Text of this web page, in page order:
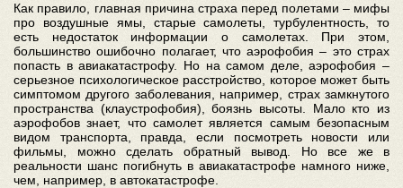
Как правило, главная причина страха перед полетами – мифы
про воздушные ямы, старые самолеты, турбулентность, то
есть недостаток информации о самолетах. При этом,
большинство ошибочно полагает, что аэрофобия – это страх
попасть в авиакатастрофу. Но на самом деле, аэрофобия –
серьезное психологическое расстройство, которое может быть
симптомом другого заболевания, например, страх замкнутого
пространства (клаустрофобия), боязнь высоты. Мало кто из
аэрофобов знает, что самолет является самым безопасным
видом транспорта, правда, если посмотреть новости или
фильмы, можно сделать обратный вывод. Но все же в
реальности шанс погибнуть в авиакатастрофе намного ниже,
чем, например, в автокатастрофе.